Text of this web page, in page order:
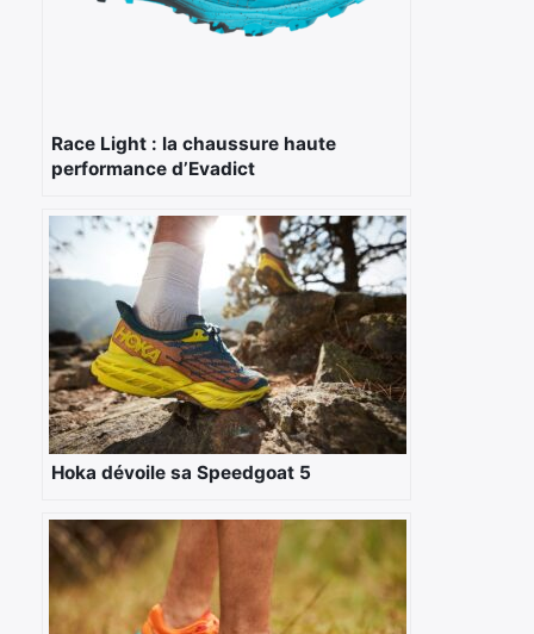
Race Light : la chaussure haute
performance d’Evadict
Hoka dévoile sa Speedgoat 5